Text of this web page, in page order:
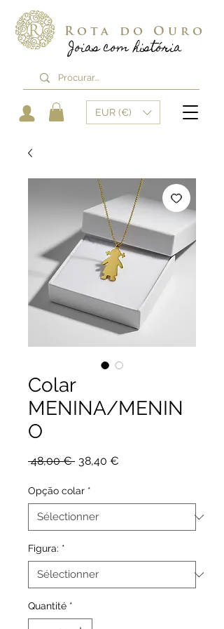
Joias com história
Rota do Ouro
EUR (€)
Colar
MENINA/MENIN
O
48,00 € Prix
38,40 €
Opção colar *
Figura: *
Quantité *